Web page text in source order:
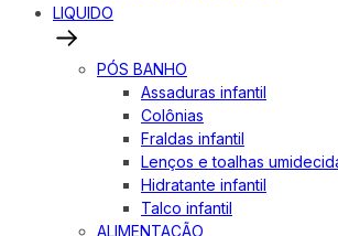
LIQUIDO
PÓS BANHO
Assaduras infantil
Colônias
Fraldas infantil
Lenços e toalhas
Hidratante infantil
Talco infantil
ALIMENTAÇÃO